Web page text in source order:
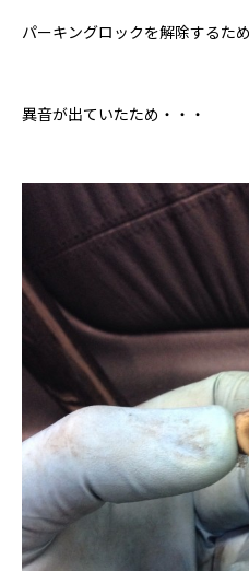
パーキングロックを解除するた
異音が出ていたため・・・